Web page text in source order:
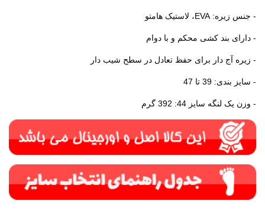
- جنس زیره: EVA، لاستیک هامتو
- دارای بند کشی محکم و با دوام
- زیره آج دار برای حفظ تعادل در سطح شیب دار
- سایز بندی: 39 تا 47
- وزن یک لنگه سایز 44: 392 گرم